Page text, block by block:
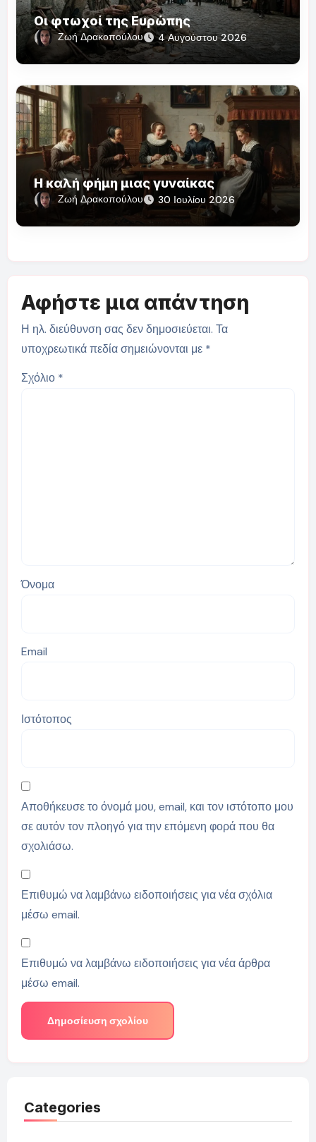
Οι φτωχοί της Ευρώπης
Ζωή Δρακοπούλου 4 Αυγούστου 2026
Η καλή φήμη μιας γυναίκας
Ζωή Δρακοπούλου 30 Ιουλίου 2026
Αφήστε μια απάντηση
Η ηλ. διεύθυνση σας δεν δημοσιεύεται. Τα
υποχρεωτικά πεδία σημειώνονται με *
Σχόλιο *
Όνομα
Email
Ιστότοπος
Αποθήκευσε το όνομά μου, email, και τον ιστότοπο μου
σε αυτόν τον πλοηγό για την επόμενη φορά που θα
σχολιάσω.
Επιθυμώ να λαμβάνω ειδοποιήσεις για νέα σχόλια
μέσω email.
Επιθυμώ να λαμβάνω ειδοποιήσεις για νέα άρθρα
μέσω email.
Categories